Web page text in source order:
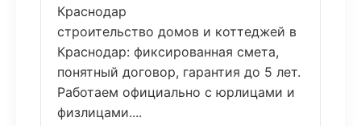
Краснодар
строительство домов и коттеджей в
Краснодар: фиксированная смета,
понятный договор, гарантия до 5 лет.
Работаем официально с юрлицами и
физлицами....